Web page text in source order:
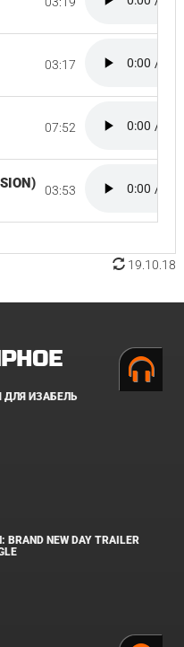
03:17
07:52
03:53
19.10.18
ИЗАБЕЛЬ
BRAND NEW DAY TRAILER